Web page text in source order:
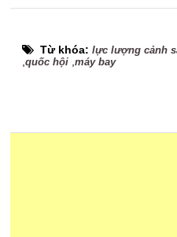
Từ khóa:lực lượng cảnh
,quốc hội ,máy bay